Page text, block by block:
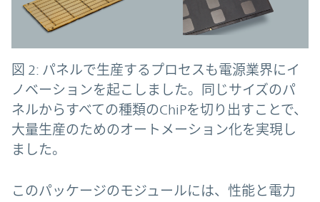
図 2: パネルで生産するプロセスも電源業界にイ
ノベーションを起こしました。同じサイズのパ
ネルからすべての種類のChiPを切り出すことで、
大量生産のためのオートメーション化を実現し
ました。
このパッケージのモジュールには、性能と電力